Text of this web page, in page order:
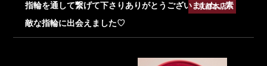
指輪を通して繋げて下さりありがとうございました。素
敵な指輪に出会えました♡
京都本店